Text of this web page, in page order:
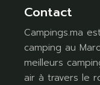
Contact
Campings.ma
camping au
meilleurs
air à travers le